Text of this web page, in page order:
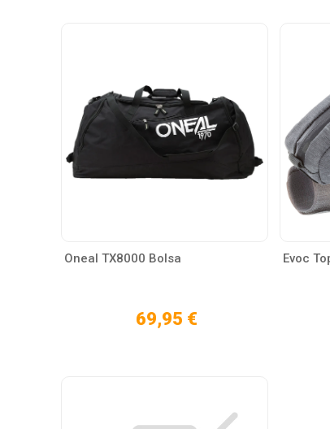
Oneal TX8000 Bolsa
69,95 €
Evoc